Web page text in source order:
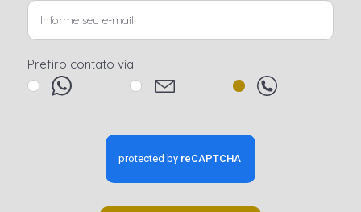
Prefiro contato via: